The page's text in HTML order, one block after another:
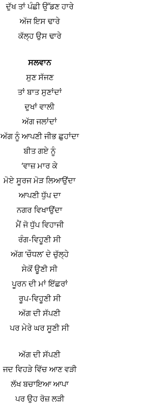
ਦੁੱਖ ਤਾਂ ਪੰਛੀ ਉੱਡਣ ਹਾਰੇ
ਅੱਜ ਇਸ ਢਾਰੇ
ਕੱਲ੍ਹ ਉਸ ਢਾਰੇ
ਸਲਵਾਨ
ਸੁਣ ਸੱਜਣ
ਤਾਂ ਬਾਤ ਸੁਣਾਂਦਾਂ
ਦੁਖਾਂ ਵਾਲੀ
ਅੱਗ ਜਲਾਂਦਾਂ
ਅੱਗ ਨੂੰ ਆਪਣੀ ਜੀਭ ਛੁਹਾਂਦਾ
ਬੀਤ ਗਏ ਨੂੰ
‘ਵਾਜ਼ ਮਾਰ ਕੇ
ਮੋਏ ਸੂਰਜ ਮੋੜ ਲਿਆਉਂਦਾ
ਆਪਣੀ ਧੁੱਪ ਦਾ
ਨਗਰ ਵਿਖਾਉਂਦਾ
ਮੈਂ ਜੋ ਧੁੱਪ ਵਿਹਾਜੀ
ਰੰਗ-ਵਿਹੂਣੀ ਸੀ
ਅੱਗ ‘ਚੌਧਲ’ ਦੇ ਚੁੱਲ੍ਹੇ
ਸੇਕੋਂ ਊਣੀ ਸੀ
ਪੂਰਨ ਦੀ ਮਾਂ ਇੱਛਰਾਂ
ਰੂਪ-ਵਿਹੂਣੀ ਸੀ
ਅੱਗ ਦੀ ਸੱਪਣੀ
ਪਰ ਮੇਰੇ ਘਰ ਸੂਣੀ ਸੀ
ਅੱਗ ਦੀ ਸੱਪਣੀ
ਜਦ ਵਿਹੜੇ ਵਿੱਚ ਆਣ ਵੜੀ
ਲੱਖ ਬਚਾਇਆ ਆਪਾ
ਪਰ ਉਹ ਰੋਜ਼ ਲੜੀ